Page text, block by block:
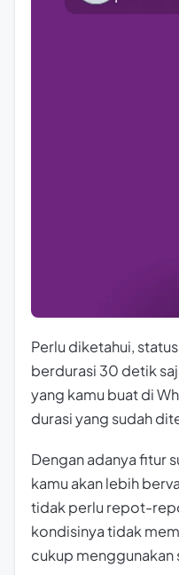
Perlu diketahui,
berdurasi 30 detik
yang kamu buat di
durasi yang sudah
Dengan adanya fitur
kamu akan lebih
tidak perlu repot-
kondisinya tidak
cukup menggunakan